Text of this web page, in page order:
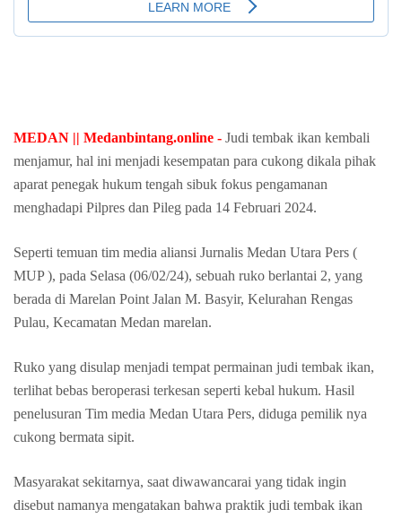
MEDAN || Medanbintang.online - Judi tembak ikan kembali
menjamur, hal ini menjadi kesempatan para cukong dikala pihak
aparat penegak hukum tengah sibuk fokus pengamanan
menghadapi Pilpres dan Pileg pada 14 Februari 2024.
Seperti temuan tim media aliansi Jurnalis Medan Utara Pers (
MUP ), pada Selasa (06/02/24), sebuah ruko berlantai 2, yang
berada di Marelan Point Jalan M. Basyir, Kelurahan Rengas
Pulau, Kecamatan Medan marelan.
Ruko yang disulap menjadi tempat permainan judi tembak ikan,
terlihat bebas beroperasi terkesan seperti kebal hukum. Hasil
penelusuran Tim media Medan Utara Pers, diduga pemilik nya
cukong bermata sipit.
Masyarakat sekitarnya, saat diwawancarai yang tidak ingin
disebut namanya mengatakan bahwa praktik judi tembak ikan